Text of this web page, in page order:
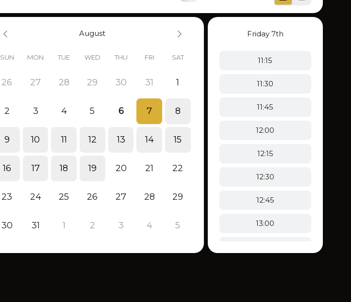
August
SUN MON TUE WED THU FRI SAT
26 27 28 29 30 31 1
2 3 4 5 6 7 8
9 10 11 12 13 14 15
16 17 18 19 20 21 22
23 24 25 26 27 28 29
30 31 1 2 3 4 5
Friday7th
11:15
11:30
11:45
12:00
12:15
12:30
12:45
13:00